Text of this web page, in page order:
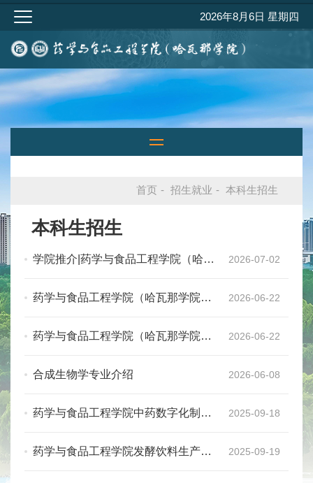
2026年8月6日 星期四
首页 - 招生就业 - 本科生招生
本科生招生
学院推介|药学与食品工程学院（哈瓦
2026-07-02
药学与食品工程学院（哈瓦那学院）
2026-06-22
药学与食品工程学院（哈瓦那学院）
2026-06-22
合成生物学专业介绍 2026-06-08
药学与食品工程学院中药数字化制造
2025-09-18
药学与食品工程学院发酵饮料生产与
2025-09-19